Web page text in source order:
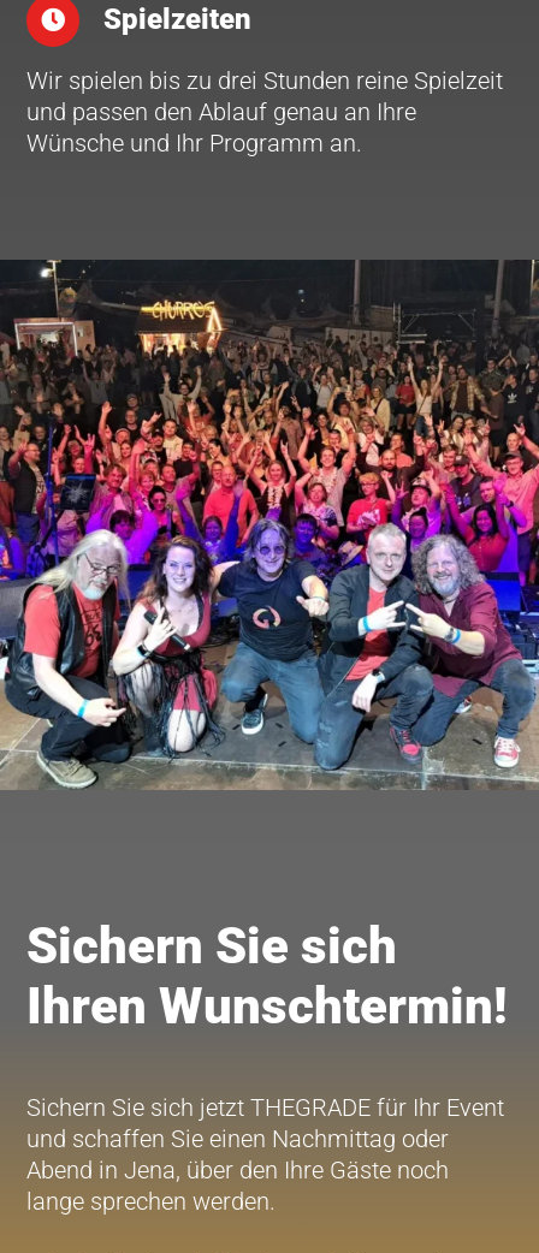
Spielzeiten
Wir spielen bis zu drei Stunden reine Spielzeit
und passen den Ablauf genau an Ihre
Wünsche und Ihr Programm an.
Sichern Sie sich
Ihren Wunschtermin!
Sichern Sie sich jetzt THEGRADE für Ihr Event
und schaffen Sie einen Nachmittag oder
Abend in Jena, über den Ihre Gäste noch
lange sprechen werden.